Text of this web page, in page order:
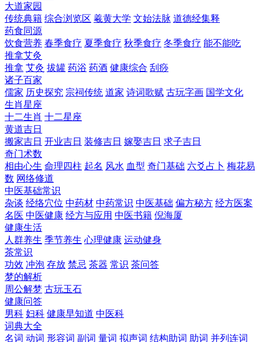
大道家园
传统典籍 综合浏览区 羲黄大学 文始法脉 道德经集释
药食同源
饮食营养 春季食疗 夏季食疗 秋季食疗 冬季食疗 能不能吃
推拿艾灸
推拿 艾灸 拔罐 药浴 药酒 健康综合 刮痧
诸子百家
儒家 历史探究 宗祠传统 道家 诗词歌赋 古玩字画 国学文化
生肖星座
十二生肖 十二星座
黄道吉日
搬家吉日 开业吉日 装修吉日 嫁娶吉日 求子吉日
奇门术数
相由心生 命理四柱 起名 风水 血型 奇门基础 六爻占卜 梅花易
数 网络修道
中医基础常识
杂谈 经络穴位 中药材 中药常识 中医基础 偏方秘方 经方医案
名医 中医健康 经方与应用 中医书籍 倪海厦
健康生活
人群养生 季节养生 心理健康 运动健身
茶常识
功效 冲泡 存放 禁忌 茶器 常识 茶问答
梦的解析
周公解梦 古玩玉石
健康问答
男科 妇科 健康早知道 中医科
词典大全
名词 动词 形容词 副词 量词 拟声词 结构助词 助词 并列连词